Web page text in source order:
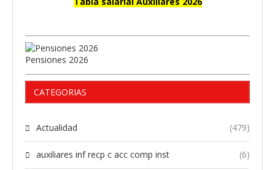
Pensiones 2026
CATEGORIAS
Actualidad (479)
auxiliares inf recp c acc comp inst (6)